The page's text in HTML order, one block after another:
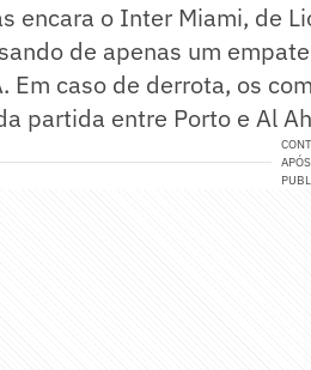
encara o Inter Miami, de
de apenas um
Em caso de derrota, os
partida entre Porto e Al